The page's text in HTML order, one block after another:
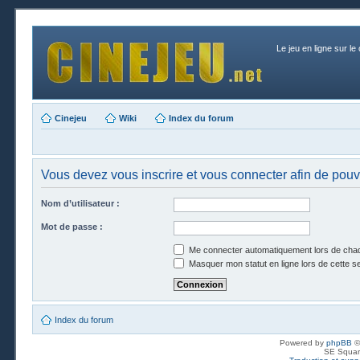
Le jeu en ligne sur le
Cinejeu Wiki Index du forum
Vous devez vous inscrire et vous connecter afin de
Nom d’utilisateur :
Mot de passe :
Me connecter automatiquement lors de
Masquer mon statut en ligne lors de cette
Index du forum
Powered by phpBB
SE